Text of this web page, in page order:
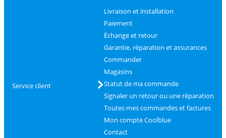
Service client
Livraison et installation
Paiement
Échange et retour
Garantie, réparation et assurances
Commander
Magasins
Statut de ma commande
Signaler un retour ou une réparation
Toutes mes commandes et factures
Mon compte Coolblue
Contact